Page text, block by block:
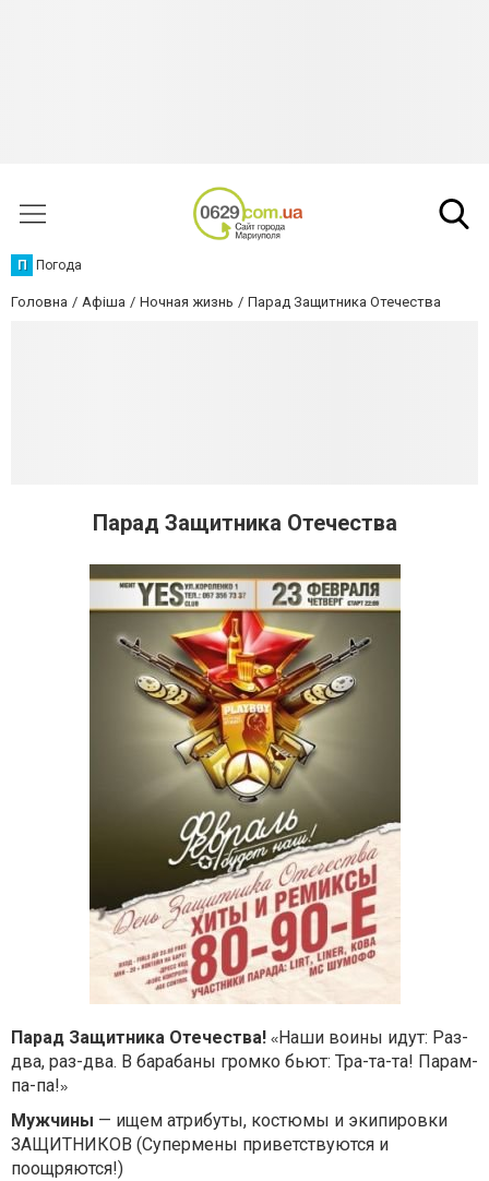
П Погода
Головна Афіша Ночная жизнь Парад Защитника Отечества
Парад Защитника Отечества
Парад Защитника Отечества! «Наши воины идут: Раз-
два, раз-два. В барабаны громко бьют: Тра-та-та! Парам-
па-па!»
Мужчины — ищем атрибуты, костюмы и экипировки
ЗАЩИТНИКОВ (Супермены приветствуются и
поощряются!)